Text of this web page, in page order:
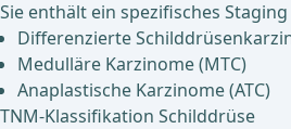
Sie enthält ein spezifisches
Differenzierte
Medulläre Karzinome (MTC)
Anaplastische Karzinome (ATC)
TNM-Klassifikation Schilddrüse